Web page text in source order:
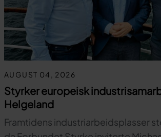
AUGUST 04, 2026
Styrker europeisk
Helgeland
Framtidens industriarbeidsplasser